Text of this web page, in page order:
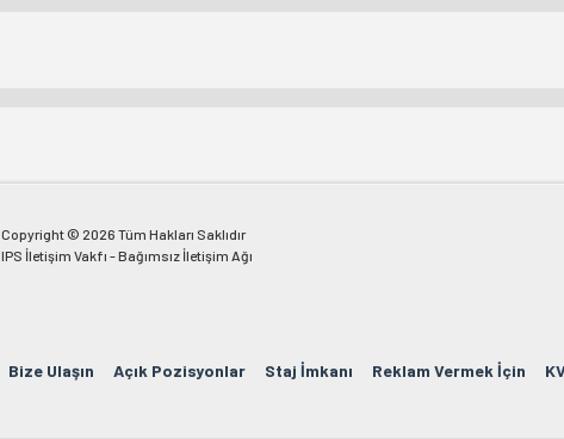
Copyright © 2026 Tüm Hakları Saklıdır
IPS İletişim Vakfı - Bağımsız İletişim Ağı
Bize Ulaşın Açık Pozisyonlar Staj İmkanı Reklam Vermek İçin